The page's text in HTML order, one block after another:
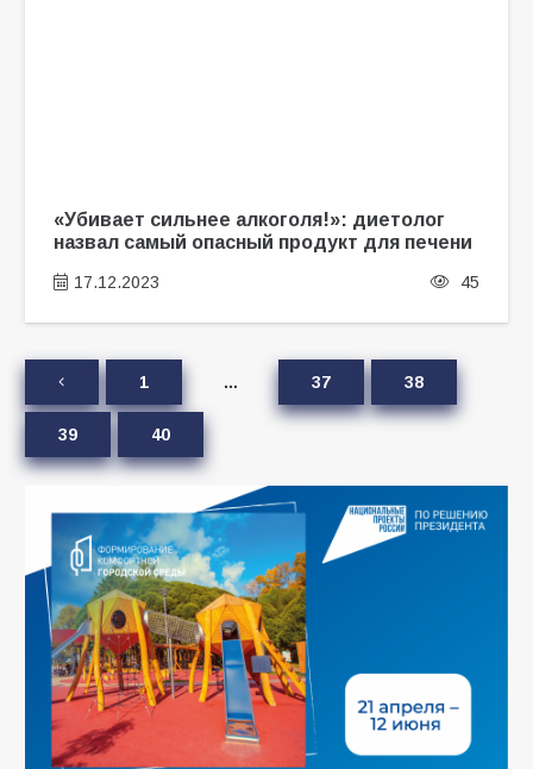
«Убивает сильнее алкоголя!»: диетолог
назвал самый опасный продукт для печени
17.12.2023 45
1 … 37 38
39 40